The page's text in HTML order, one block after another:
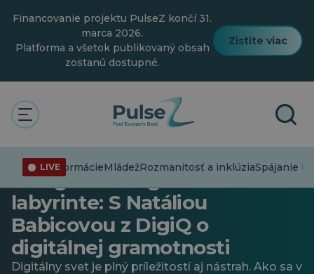
obsah
Financovanie projektu PulseZ končí 31.
marca 2026.
Platforma a všetok publikovaný obsah
zostanú dostupné.
Zistite viac
LIVE
DezinformácieMládežRozmanitosť a inklúziaSpájanie
Digitálny kompas PulseZ 03 //
Navigácia v digitálnom
labyrinte: S Natáliou
Babicovou z DigiQ o
digitálnej gramotnosti
Digitálny svet je plný príležitostí aj nástrah. Ako sa v